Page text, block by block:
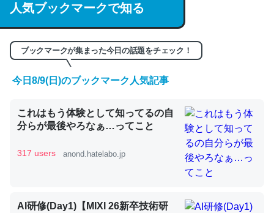
/064121
─GPTの仕組みと限界についての考察（１） - conceptualization
くらい。小説でいう「ずっと前の伏線」は回収されないけ
ど、短期記憶というには多い分量。進化すればするほど分
かりやすく強くなりそう
─GPTの仕組みと限界についての考察（１） - conceptualization
人気ブックマークで知る
ブックマークが集まった今日の話題をチェック！
今日8/9(日)のブックマーク人気記事
これはもう体験として知ってるの自
分らが最後やろなぁ…ってこと
317 users anond.hatelabo.jp
AI研修(Day1)【MIXI 26新卒技術研